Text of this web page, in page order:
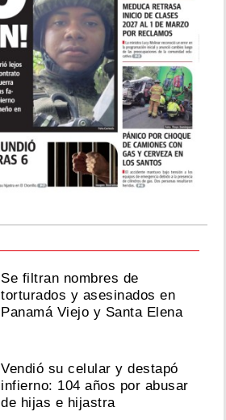
Se filtran nombres de
torturados y asesinados en
Panamá Viejo y Santa Elena
Vendió su celular y destapó
infierno: 104 años por abusar
de hijas e hijastra